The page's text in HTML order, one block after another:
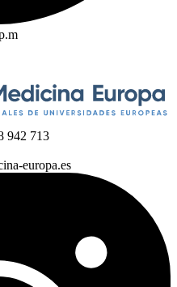
942 713
europa.es